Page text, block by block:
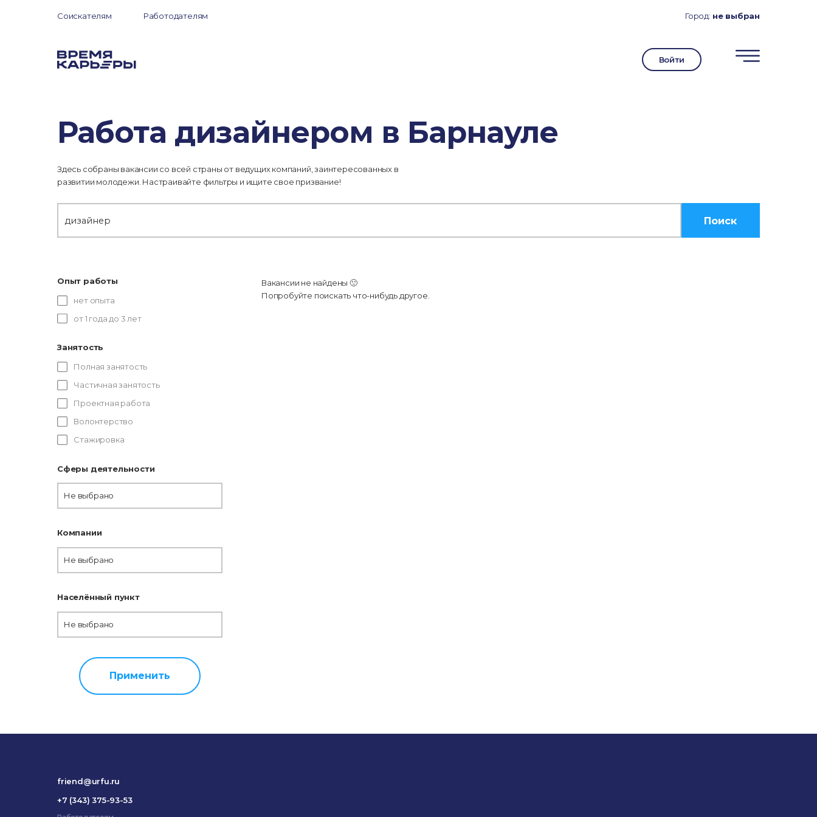
Соискателям Работодателям Город: не выбран
Войти
Работа дизайнером в Барнауле
Здесь собраны вакансии со всей страны от ведущих компаний, заинтересованных в
развитии молодежи. Настраивайте фильтры и ищите свое призвание!
Поиск
Опыт работы
нет опыта
от 1 года до 3 лет
Занятость
Полная занятость
Частичная занятость
Проектная работа
Волонтерство
Стажировка
Сферы деятельности
Не выбрано
Компании
Не выбрано
Населённый пункт
Не выбрано
Применить
Вакансии не найдены 🙁
Попробуйте поискать что-нибудь другое.
friend@urfu.ru
+7 (343) 375-93-53